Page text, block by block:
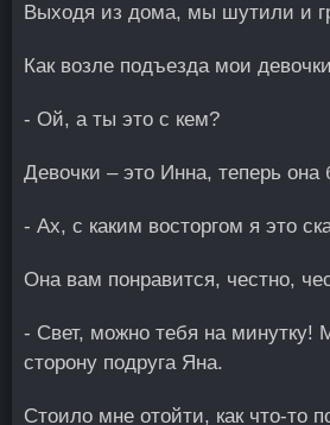
Выходя из дома, мы шутили и
Как возле подъезда мои
- Ой, а ты это с кем?
Девочки – это Инна, теперь она
- Ах, с каким восторгом я это
Она вам понравится, честно,
- Свет, можно тебя на минутку!
сторону подруга Яна.
Стоило мне отойти, как что-то